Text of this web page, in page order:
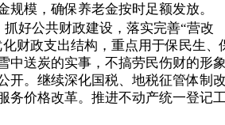
规模，确保养老金按时足额发放。
好公共财政建设，落实完善“营改
财政支出结构，重点用于保民生、
中送炭的实事，不搞劳民伤财的形
开。继续深化国税、地税征管体制
务价格改革。推进不动产统一登记